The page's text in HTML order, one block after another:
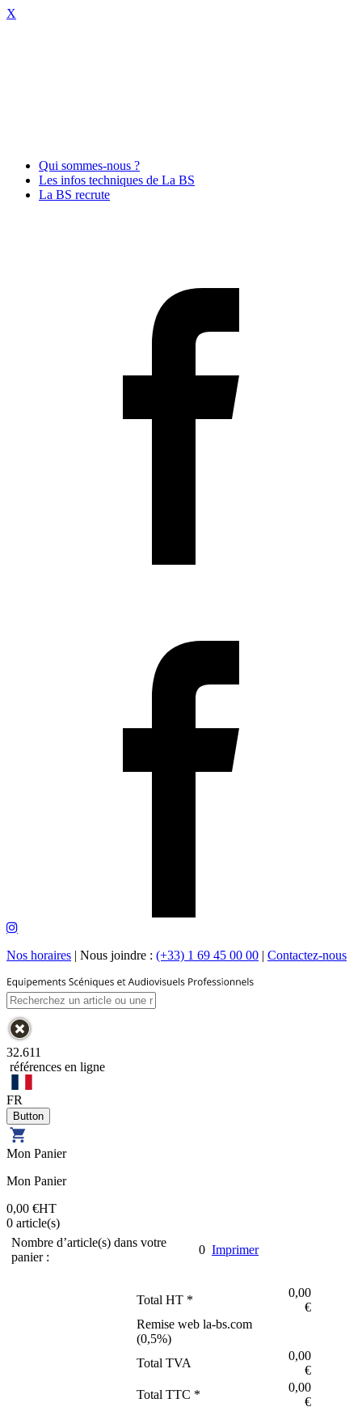
X
Qui sommes-nous ?
Les infos techniques de La BS
La BS recrute
Nos horaires | Nous joindre : (+33) 1 69 45 00 00 | Contactez-nous
32.611
références en ligne
FR
Mon Panier
Mon Panier
0,00 €HT
0 article(s)
Nombre d’article(s) dans votre
panier :
0 Imprimer
Total HT *
0,00
€
Remise web la-bs.com
(0,5%)
Total TVA
0,00
€
Total TTC *
0,00
€